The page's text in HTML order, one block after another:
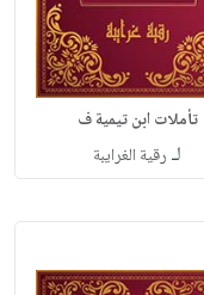
تأملات ابن تيمية ف
لـ رقية الغرايبة